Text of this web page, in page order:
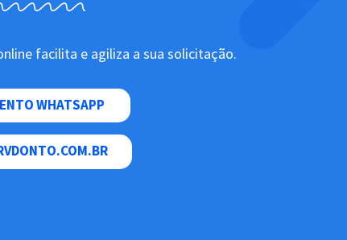
facilita e agiliza a sua solicitação.
WHATSAPP